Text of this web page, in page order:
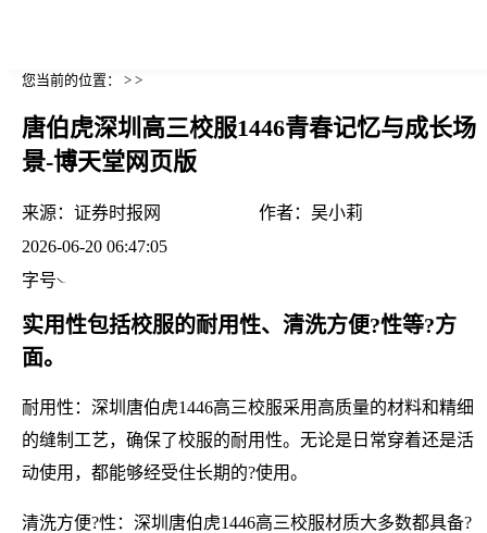
您当前的位置： > >
唐伯虎深圳高三校服1446青春记忆与成长场
景-博天堂网页版
来源： 证券时报网 作者： 吴小莉
2026-06-20 06:47:05
字号
实用性包括校服的耐用性、清洗方便?性等?方
面。
耐用性：深圳唐伯虎1446高三校服采用高质量的材料和精细
的缝制工艺，确保了校服的耐用性。无论是日常穿着还是活
动使用，都能够经受住长期的?使用。
清洗方便?性：深圳唐伯虎1446高三校服材质大多数都具备?